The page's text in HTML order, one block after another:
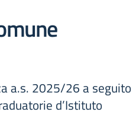
a.s. 2025/26 a seguito
d’Istituto